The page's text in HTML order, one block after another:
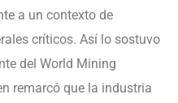
a un contexto de
críticos. Así lo sostuvo
del World Mining
remarcó que la industria